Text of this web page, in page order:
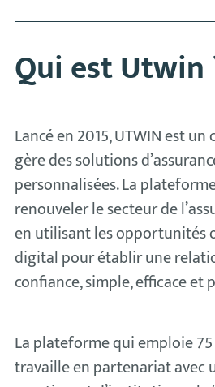
Qui est Utwin
Lancé en 2015, UTWIN est
gère des solutions
personnalisées. La
renouveler le secteur de
en utilisant les opportunités
digital pour établir une
confiance, simple, efficace et
La plateforme qui emploie
travaille en partenariat avec